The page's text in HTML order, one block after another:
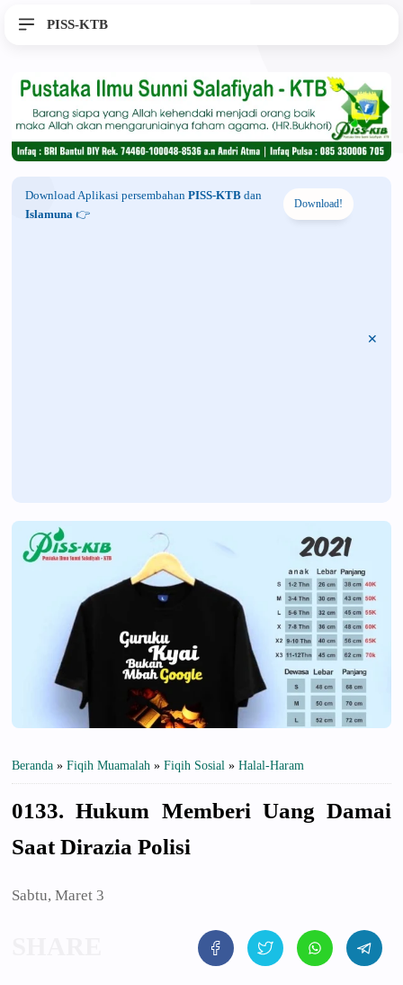
PISS-KTB
Download Aplikasi persembahan PISS-KTB dan
Islamuna 👉
Download!
Beranda » Fiqih Muamalah » Fiqih Sosial » Halal-Haram
0133. Hukum Memberi Uang Damai
Saat Dirazia Polisi
Sabtu, Maret 3